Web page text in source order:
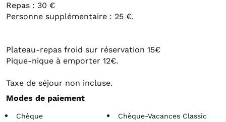
Repas : 30 €
Personne supplémentaire : 25 €.
Plateau-repas froid sur réservation 15€
Pique-nique à emporter 12€.
Taxe de séjour non incluse.
Modes de paiement
Chèque Chèque-Vacances Classic